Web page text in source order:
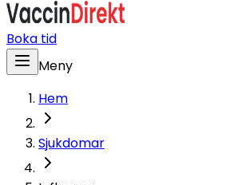
Boka tid
Meny
Hem
Sjukdomar